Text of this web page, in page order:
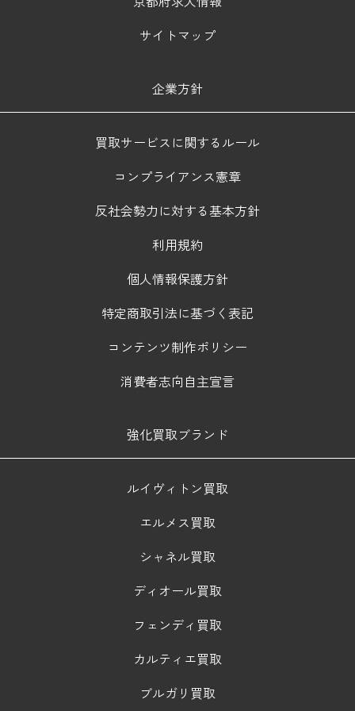
サイトマップ
企業方針
買取サービスに関するルール
コンプライアンス憲章
反社会勢力に対する基本方針
利用規約
個人情報保護方針
特定商取引法に基づく表記
コンテンツ制作ポリシー
消費者志向自主宣言
強化買取ブランド
ルイヴィトン買取
エルメス買取
シャネル買取
ディオール買取
フェンディ買取
カルティエ買取
ブルガリ買取